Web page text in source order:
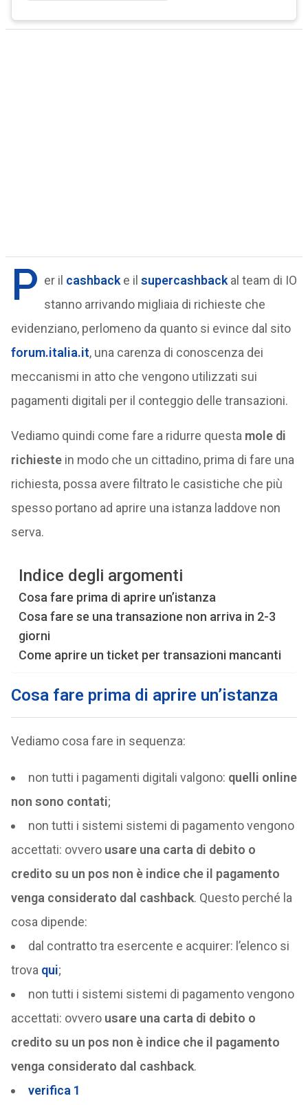
P er il cashbacke il supercashback al team di IO
stanno arrivando migliaia di richieste che
evidenziano, perlomeno da quanto si evince dal sito
forum.italia.it, una carenza di conoscenza dei
meccanismi in atto che vengono utilizzati sui
pagamenti digitali per il conteggio delle transazioni.
Vediamo quindi come fare a ridurre questa mole di
richiestein modo che un cittadino, prima di fare una
richiesta, possa avere filtrato le casistiche che più
spesso portano ad aprire una istanza laddove non
serva.
Indice degli argomenti
Cosa fare prima di aprire un’istanza
Cosa fare se una transazione non arriva in 2-3
giorni
Come aprire un ticket per transazioni mancanti
Cosa fare prima di aprire un’istanza
Vediamo cosa fare in sequenza:
non tutti i pagamenti digitali valgono: quelli online
non sono contati;
non tutti i sistemi sistemi di pagamento vengono
accettati: ovverousare una carta di debito o
credito su un pos non è indice che il pagamento
venga considerato dal cashback. Questo perché la
cosa dipende:
dal contratto tra esercente e acquirer: l’elenco si
trova qui;
non tutti i sistemi sistemi di pagamento vengono
accettati: ovverousare una carta di debito o
credito su un pos non è indice che il pagamento
venga considerato dal cashback.
verifica 1